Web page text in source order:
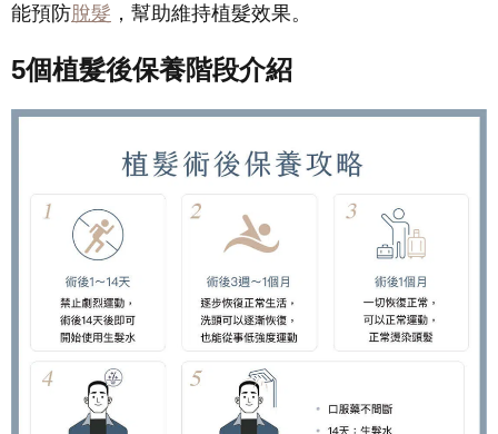
能預防脫髮 ，幫助維持植髮效果。
5個植髮後保養階段介紹